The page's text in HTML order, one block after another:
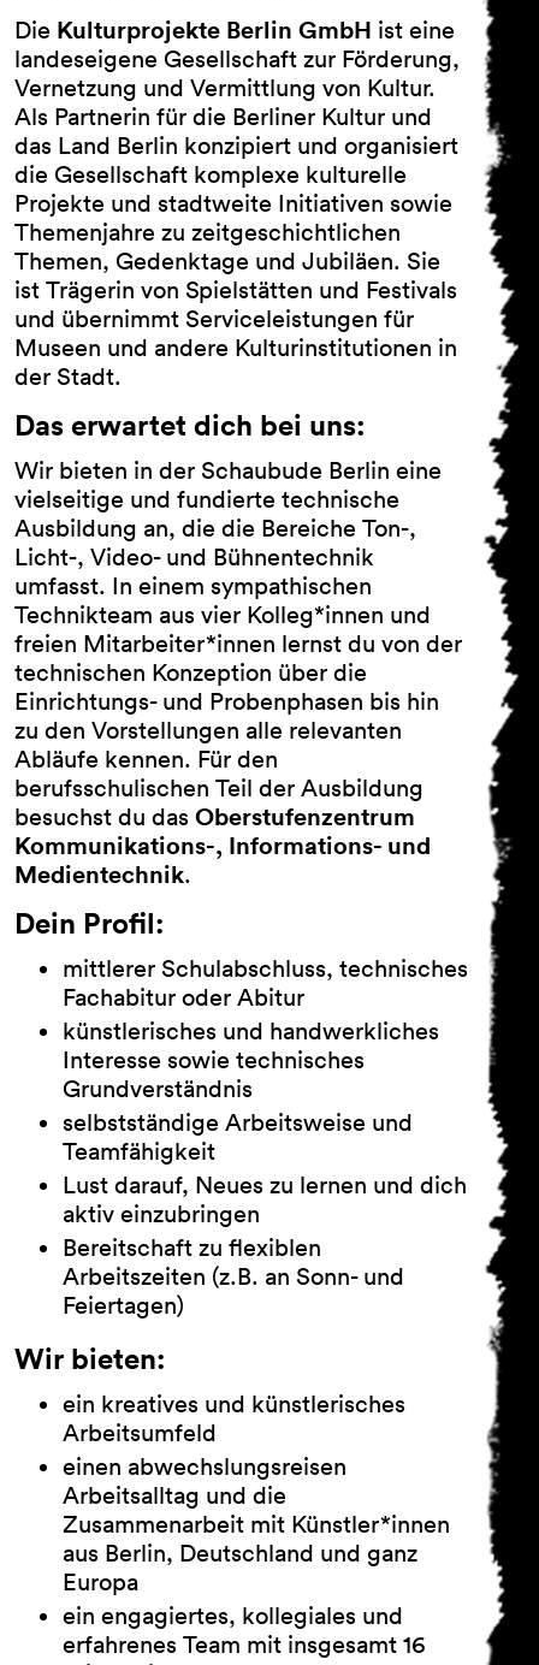
AGB
Impressum
Datenschutz
Barrierefreiheitserklärung
Die Kulturprojekte Berlin GmbH ist eine
landeseigene Gesellschaft zur Förderung,
Vernetzung und Vermittlung von Kultur.
Als Partnerin für die Berliner Kultur und
das Land Berlin konzipiert und organisiert
die Gesellschaft komplexe kulturelle
Projekte und stadtweite Initiativen sowie
Themenjahre zu zeitgeschichtlichen
Themen, Gedenktage und Jubiläen. Sie
ist Trägerin von Spielstätten und Festivals
und übernimmt Serviceleistungen für
Museen und andere Kulturinstitutionen in
der Stadt.
Das erwartet dich bei uns:
Wir bieten in der Schaubude Berlin eine
vielseitige und fundierte technische
Ausbildung an, die die Bereiche Ton-,
Licht-, Video- und Bühnentechnik
umfasst. In einem sympathischen
Technikteam aus vier Kolleg*innen und
freien Mitarbeiter*innen lernst du von der
technischen Konzeption über die
Einrichtungs- und Probenphasen bis hin
zu den Vorstellungen alle relevanten
Abläufe kennen. Für den
berufsschulischen Teil der Ausbildung
besuchst du das Oberstufenzentrum
Kommunikations-, Informations- und
Medientechnik.
Dein Profil:
mittlerer Schulabschluss, technisches
Fachabitur oder Abitur
künstlerisches und handwerkliches
Interesse sowie technisches
Grundverständnis
selbstständige Arbeitsweise und
Teamfähigkeit
Lust darauf, Neues zu lernen und dich
aktiv einzubringen
Bereitschaft zu flexiblen
Arbeitszeiten (z.B. an Sonn- und
Feiertagen)
Wir bieten:
ein kreatives und künstlerisches
Arbeitsumfeld
einen abwechslungsreisen
Arbeitsalltag und die
Zusammenarbeit mit Künstler*innen
aus Berlin, Deutschland und ganz
Europa
ein engagiertes, kollegiales und
erfahrenes Team mit insgesamt 16